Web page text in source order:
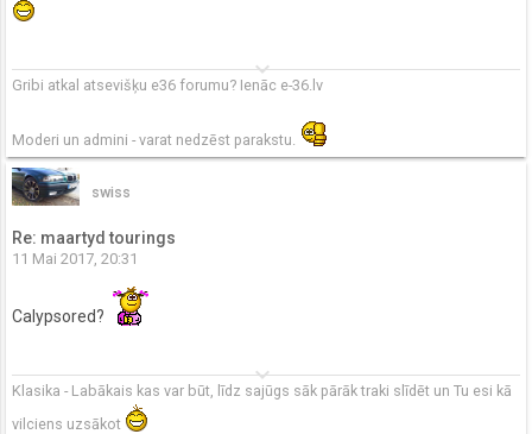
keyboard_arrow_down
Gribi atkal atsevišķu e36 forumu? Ienāc e-36.lv
Moderi un admini - varat nedzēst parakstu.
swiss
Re: maartyd tourings
11 Mai 2017, 20:31
Calypsored?
keyboard_arrow_down
Klasika - Labākais kas var būt, līdz sajūgs sāk pārāk traki slīdēt un Tu esi kā
vilciens uzsākot